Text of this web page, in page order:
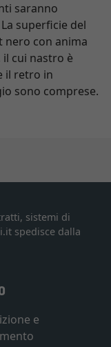
saranno
superficie del
con anima
cui nastro è
il retro in
sono comprese.
sistemi di
spedisce dalla
e